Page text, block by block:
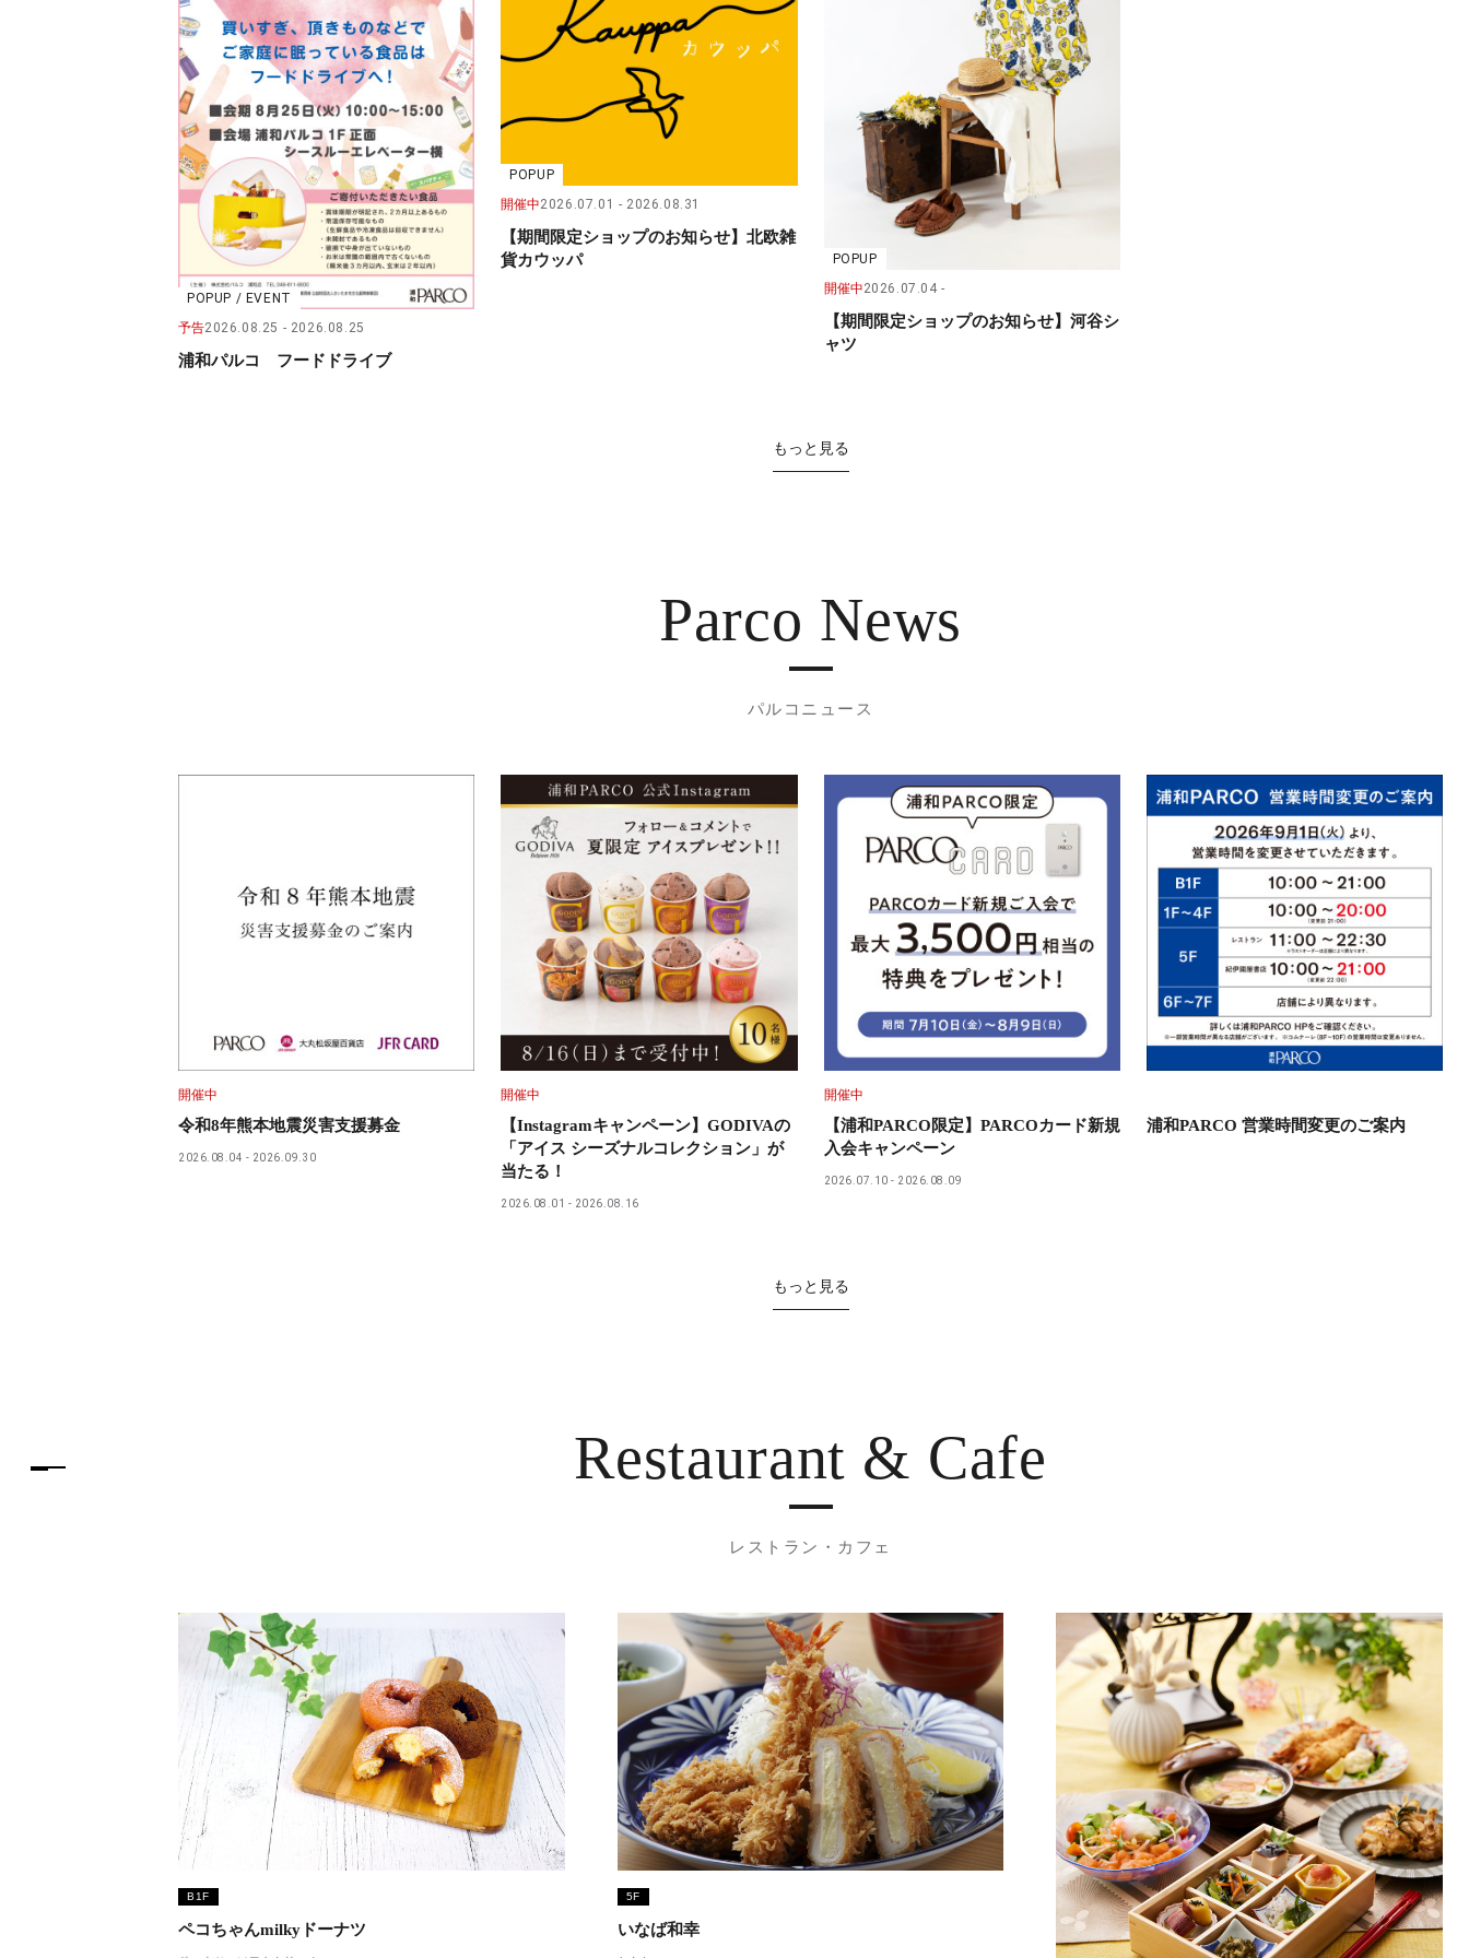
POPUP / EVENT
予告2026.08.25 2026.08.25
浦和パルコ フードドライブ
POPUP
開催中2026.07.01 2026.08.31
【期間限定ショップのお知らせ】北欧雑
貨カウッパ
POPUP
開催中2026.07.04
【期間限定ショップのお知らせ】河谷シ
ャツ
もっと見る
Parco News
パルコニュース
開催中
令和8年熊本地震災害支援募金
2026.08.04 2026.09.30
開催中
【Instagramキャンペーン】GODIVAの
「アイス シーズナルコレクション」が
当たる！
2026.08.01 2026.08.16
開催中
【浦和PARCO限定】PARCOカード新規
入会キャンペーン
2026.07.10 2026.08.09
浦和PARCO 営業時間変更のご案内
もっと見る
Restaurant & Cafe
レストラン・カフェ
B1F
ペコちゃんmilkyドーナツ
5F
いなば和幸